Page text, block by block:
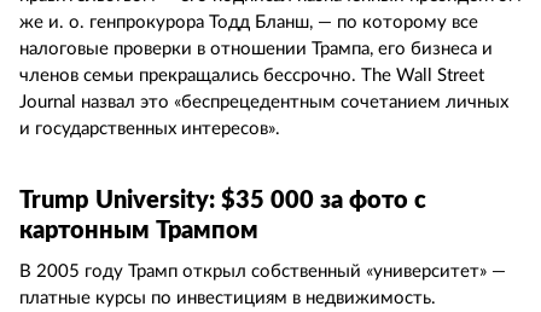
же и. о. генпрокурора Тодд Бланш, — по которому все
налоговые проверки в отношении Трампа, его бизнеса и
членов семьи прекращались бессрочно. The Wall Street
Journal назвал это «беспрецедентным сочетанием личных
и государственных интересов».
Trump University: $35 000 за фото с
картонным Трампом
В 2005 году Трамп открыл собственный «университет» —
платные курсы по инвестициям в недвижимость.